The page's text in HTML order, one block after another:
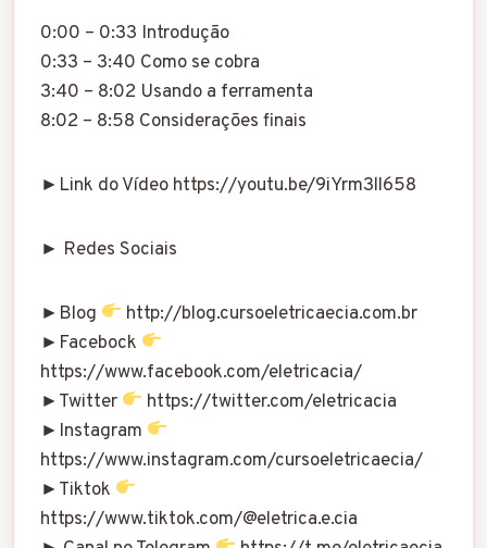
0:00 – 0:33 Introdução
0:33 – 3:40 Como se cobra
3:40 – 8:02 Usando a ferramenta
8:02 – 8:58 Considerações finais
►Link do Vídeo https://youtu.be/9iYrm3ll658
► Redes Sociais
►Blog
http://blog.cursoeletricaecia.com.br
►Facebock
https://www.facebook.com/eletricacia/
►Twitter
https://twitter.com/eletricacia
►Instagram
https://www.instagram.com/cursoeletricaecia/
►Tiktok
https://www.tiktok.com/@eletrica.e.cia